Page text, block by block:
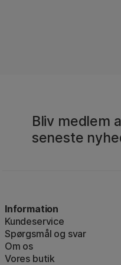
Bliv medlem
seneste
Information
Kundeservice
Spørgsmål og svar
Om os
Vores butik